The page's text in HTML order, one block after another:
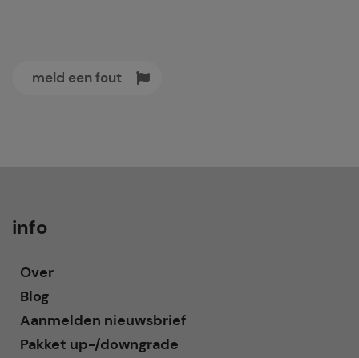
meld een fout
info
Over
Blog
Aanmelden nieuwsbrief
Pakket up-/downgrade